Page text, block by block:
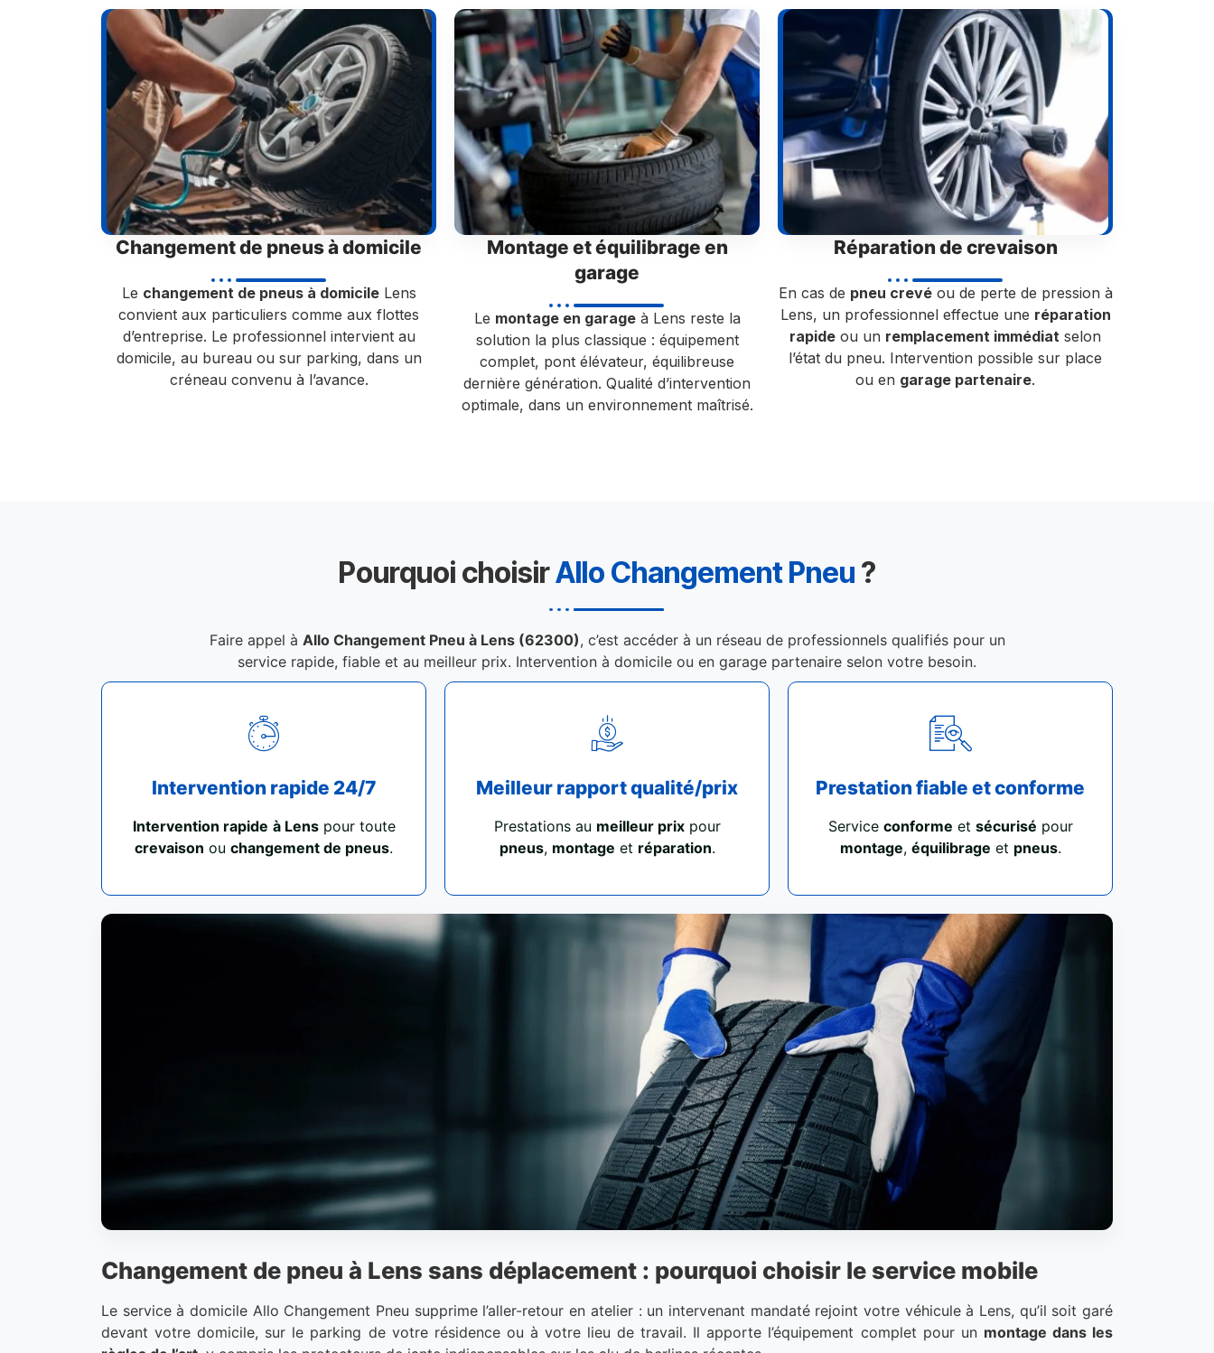
Changement de pneus à domicile
Le changement de pneus à domicileLens
convient aux particuliers comme aux flottes
d’entreprise. Le professionnel intervient au
domicile, au bureau ou sur parking, dans un
créneau convenu à l’avance.
Montage et équilibrage en
garage
Le montage en garageà Lens reste la
solution la plus classique : équipement
complet, pont élévateur, équilibreuse
dernière génération. Qualité d’intervention
optimale, dans un environnement maîtrisé.
Réparation de crevaison
En cas de pneu crevéou de perte de pression à
Lens, un professionnel effectue une réparation
rapide ou un remplacement immédiat selon
l’état du pneu. Intervention possible sur place
ou en garage partenaire.
Pourquoi choisirAllo Changement Pneu ?
Faire appel à Allo Changement Pneu à Lens (62300), c’est accéder à un réseau de professionnels qualifiés pour un
service rapide, fiable et au meilleur prix. Intervention à domicile ou en garage partenaire selon votre besoin.
Intervention rapide 24/7
Intervention rapide à Lenspour toute
crevaison ou changement de pneus.
Meilleur rapport qualité/prix
Prestations au meilleur prixpour
pneus, montage et réparation.
Prestation fiable et conforme
Service conforme et sécurisé pour
montage, équilibrage et pneus.
Changement de pneu à Lens sans déplacement : pourquoi choisir le service mobile
Le service à domicile Allo Changement Pneu supprime l’aller-retour en atelier : un intervenant mandaté rejoint votre véhicule à Lens, qu’il soit garé
devant votre domicile, sur le parking de votre résidence ou à votre lieu de travail. Il apporte l’équipement complet pour un montage dans les